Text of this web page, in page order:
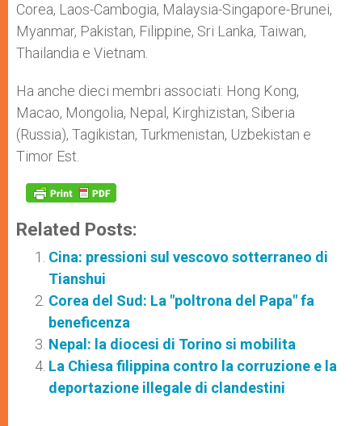
Corea, Laos-Cambogia, Malaysia-Singapore-Brunei,
Myanmar, Pakistan, Filippine, Sri Lanka, Taiwan,
Thailandia e Vietnam.
Ha anche dieci membri associati: Hong Kong,
Macao, Mongolia, Nepal, Kirghizistan, Siberia
(Russia), Tagikistan, Turkmenistan, Uzbekistan e
Timor Est.
Related Posts:
Cina: pressioni sul vescovo sotterraneo di
Tianshui
Corea del Sud: La "poltrona del Papa" fa
beneficenza
Nepal: la diocesi di Torino si mobilita
La Chiesa filippina contro la corruzione e la
deportazione illegale di clandestini